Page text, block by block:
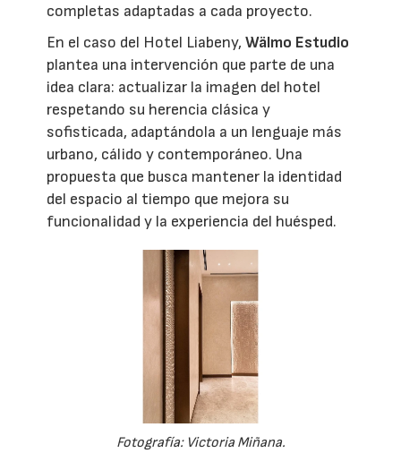
completas adaptadas a cada proyecto.
En el caso del Hotel Liabeny,Wälmo Estudio
plantea una intervención que parte de una
idea clara: actualizar la imagen del hotel
respetando su herencia clásica y
sofisticada, adaptándola a un lenguaje más
urbano, cálido y contemporáneo. Una
propuesta que busca mantener la identidad
del espacio al tiempo que mejora su
funcionalidad y la experiencia del huésped.
Fotografía: Victoria Miñana.